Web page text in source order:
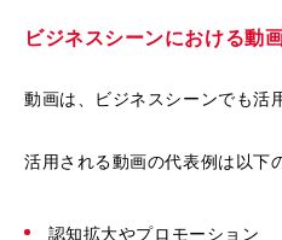
ビジネスシーンにおける動
動画は、ビジネスシーンでも活
活用される動画の代表例は以下
認知拡大やプロモーション